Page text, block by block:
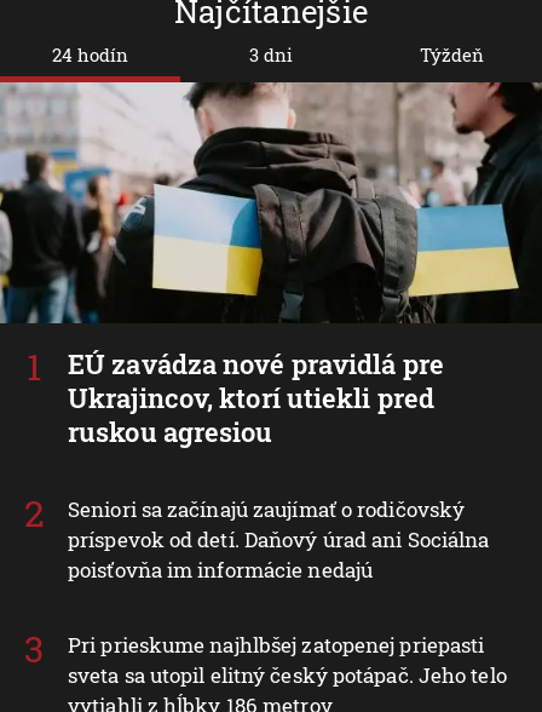
Najčítanejšie
24 hodín
EÚ zavádza nové pravidlá pre
Ukrajincov, ktorí utiekli pred
ruskou agresiou
Seniori sa začínajú zaujímať o rodičovský
príspevok od detí. Daňový úrad ani Sociálna
poisťovňa im informácie nedajú
Pri prieskume najhlbšej zatopenej priepasti
sveta sa utopil elitný český potápač. Jeho telo
vytiahli z hĺbky 186 metrov
3 dni Týždeň